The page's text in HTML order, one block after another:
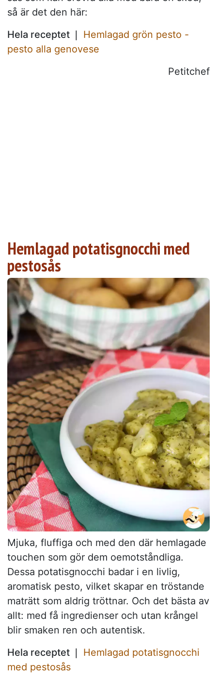
så är det den här:
Hela receptet ❘ Hemlagad grön pesto -
pesto alla genovese
Petitchef
Hemlagad potatisgnocchi med
pestosås
Mjuka, fluffiga och med den där hemlagade
touchen som gör dem oemotståndliga.
Dessa potatisgnocchi badar i en livlig,
aromatisk pesto, vilket skapar en tröstande
maträtt som aldrig tröttnar. Och det bästa av
allt: med få ingredienser och utan krångel
blir smaken ren och autentisk.
Hela receptet ❘ Hemlagad potatisgnocchi
med pestosås